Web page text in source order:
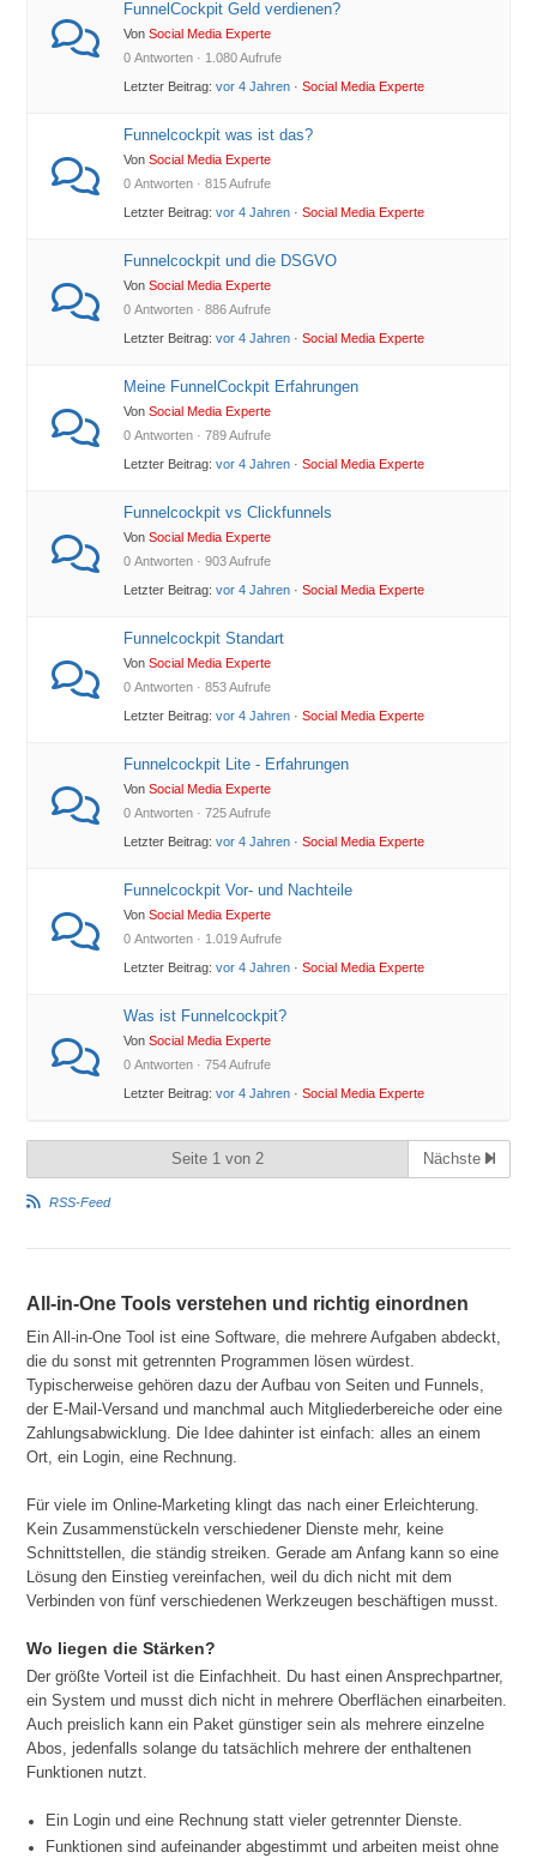
FunnelCockpit Geld verdienen?
VonSocial Media Experte
0 Antworten · 1.080 Aufrufe
Letzter Beitrag:vor 4 Jahren ·Social Media Experte
Funnelcockpit was ist das?
VonSocial Media Experte
0 Antworten · 815 Aufrufe
Letzter Beitrag:vor 4 Jahren ·Social Media Experte
Funnelcockpit und die DSGVO
VonSocial Media Experte
0 Antworten · 886 Aufrufe
Letzter Beitrag:vor 4 Jahren ·Social Media Experte
Meine FunnelCockpit Erfahrungen
VonSocial Media Experte
0 Antworten · 789 Aufrufe
Letzter Beitrag:vor 4 Jahren ·Social Media Experte
Funnelcockpit vs Clickfunnels
VonSocial Media Experte
0 Antworten · 903 Aufrufe
Letzter Beitrag:vor 4 Jahren ·Social Media Experte
Funnelcockpit Standart
VonSocial Media Experte
0 Antworten · 853 Aufrufe
Letzter Beitrag:vor 4 Jahren ·Social Media Experte
Funnelcockpit Lite - Erfahrungen
VonSocial Media Experte
0 Antworten · 725 Aufrufe
Letzter Beitrag:vor 4 Jahren ·Social Media Experte
Funnelcockpit Vor- und Nachteile
VonSocial Media Experte
0 Antworten · 1.019 Aufrufe
Letzter Beitrag:vor 4 Jahren ·Social Media Experte
Was ist Funnelcockpit?
VonSocial Media Experte
0 Antworten · 754 Aufrufe
Letzter Beitrag:vor 4 Jahren ·Social Media Experte
Seite 1 von 2 Nächste
RSS-Feed
All-in-One Tools verstehen und richtig einordnen
Ein All-in-One Tool ist eine Software, die mehrere Aufgaben abdeckt,
die du sonst mit getrennten Programmen lösen würdest.
Typischerweise gehören dazu der Aufbau von Seiten und Funnels,
der E-Mail-Versand und manchmal auch Mitgliederbereiche oder eine
Zahlungsabwicklung. Die Idee dahinter ist einfach: alles an einem
Ort, ein Login, eine Rechnung.
Für viele im Online-Marketing klingt das nach einer Erleichterung.
Kein Zusammenstückeln verschiedener Dienste mehr, keine
Schnittstellen, die ständig streiken. Gerade am Anfang kann so eine
Lösung den Einstieg vereinfachen, weil du dich nicht mit dem
Verbinden von fünf verschiedenen Werkzeugen beschäftigen musst.
Wo liegen die Stärken?
Der größte Vorteil ist die Einfachheit. Du hast einen Ansprechpartner,
ein System und musst dich nicht in mehrere Oberflächen einarbeiten.
Auch preislich kann ein Paket günstiger sein als mehrere einzelne
Abos, jedenfalls solange du tatsächlich mehrere der enthaltenen
Funktionen nutzt.
Ein Login und eine Rechnung statt vieler getrennter Dienste.
Funktionen sind aufeinander abgestimmt und arbeiten meist ohne